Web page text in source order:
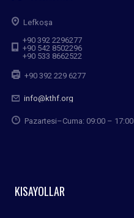
Lefkoşa
+90 392 2296277
+90 542 8502296
+90 533 8662522
+90 392 229 6277
info@kthf.org
Pazartesi–Cuma: 09:00 – 17:00
KISAYOLLAR